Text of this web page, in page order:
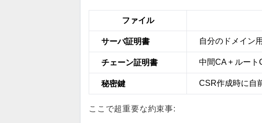
ファイル
サーバ証明書 自分のドメイン
チェーン証明書 中間CA + ルー
秘密鍵 CSR作成時に自
ここで超重要な約束事: